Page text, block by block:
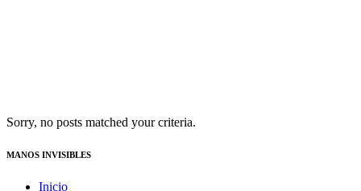
Sorry, no posts matched your criteria.
MANOS INVISIBLES
Inicio